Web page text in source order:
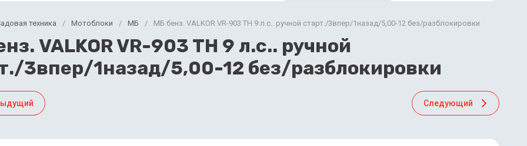
техника / Мотоблоки / МБ / МБ бенз. VALKOR VR-903 TH 9 л.с.. ручной старт./3впер/1назад/5,00-12 без/разблокировки
VALKOR VR-903 TH 9 л.с.. ручной
3впер/1назад/5,00-12 без/разблокировки
Следующий